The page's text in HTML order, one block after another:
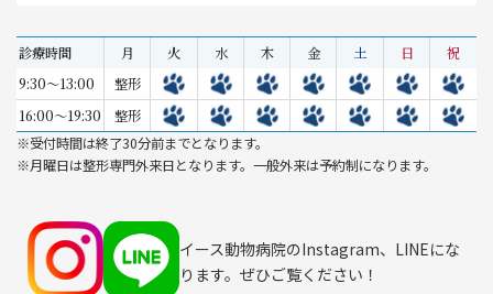
診療時間 月 火 水 木 金 土 日
祝
9:30～13:00
整形
16:00～19:30
整形
※受付時間は終了30分前までとなります。
※月曜日は整形専門外来日となります。一般外来は予約制になります。
イース動物病院のInstagram、LINEにな
ります。ぜひご覧ください！